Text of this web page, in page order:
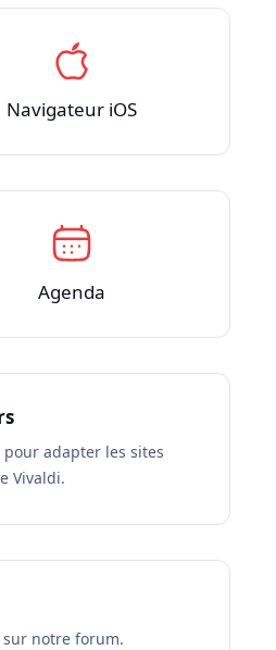
Navigateur iOS
Agenda
adapter les sites
Vivaldi.
sur notre forum.